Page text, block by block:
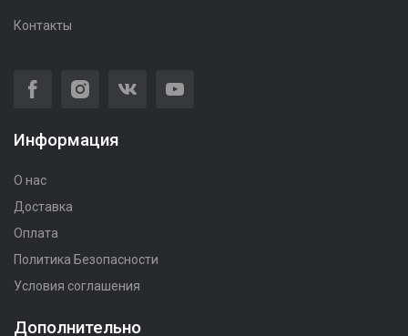
Контакты
Информация
О нас
Доставка
Оплата
Политика Безопасности
Условия соглашения
Дополнительно